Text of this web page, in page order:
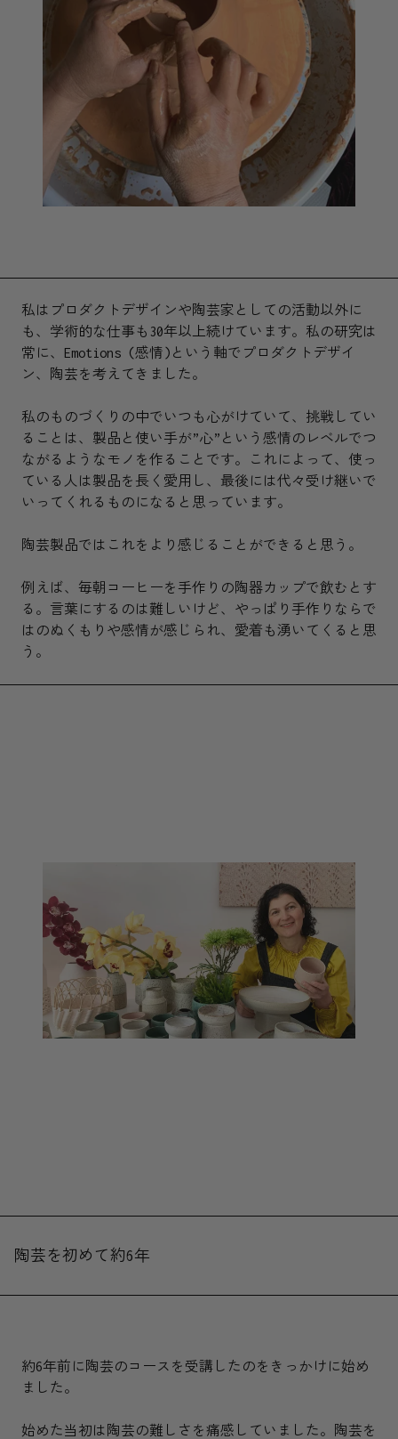
私はプロダクトデザインや陶芸家としての活動以外に
も、学術的な仕事も30年以上続けています。私の研究は
常に、Emotions (感情)という軸でプロダクトデザイ
ン、陶芸を考えてきました。
私のものづくりの中でいつも心がけていて、挑戦してい
ることは、製品と使い手が”心”という感情のレベルでつ
ながるようなモノを作ることです。これによって、使っ
ている人は製品を長く愛用し、最後には代々受け継いで
いってくれるものになると思っています。
陶芸製品ではこれをより感じることができると思う。
例えば、毎朝コーヒーを手作りの陶器カップで飲むとす
る。言葉にするのは難しいけど、やっぱり手作りならで
はのぬくもりや感情が感じられ、愛着も湧いてくると思
う。
陶芸を初めて約6年
約6年前に陶芸のコースを受講したのをきっかけに始め
ました。
始めた当初は陶芸の難しさを痛感していました。陶芸を